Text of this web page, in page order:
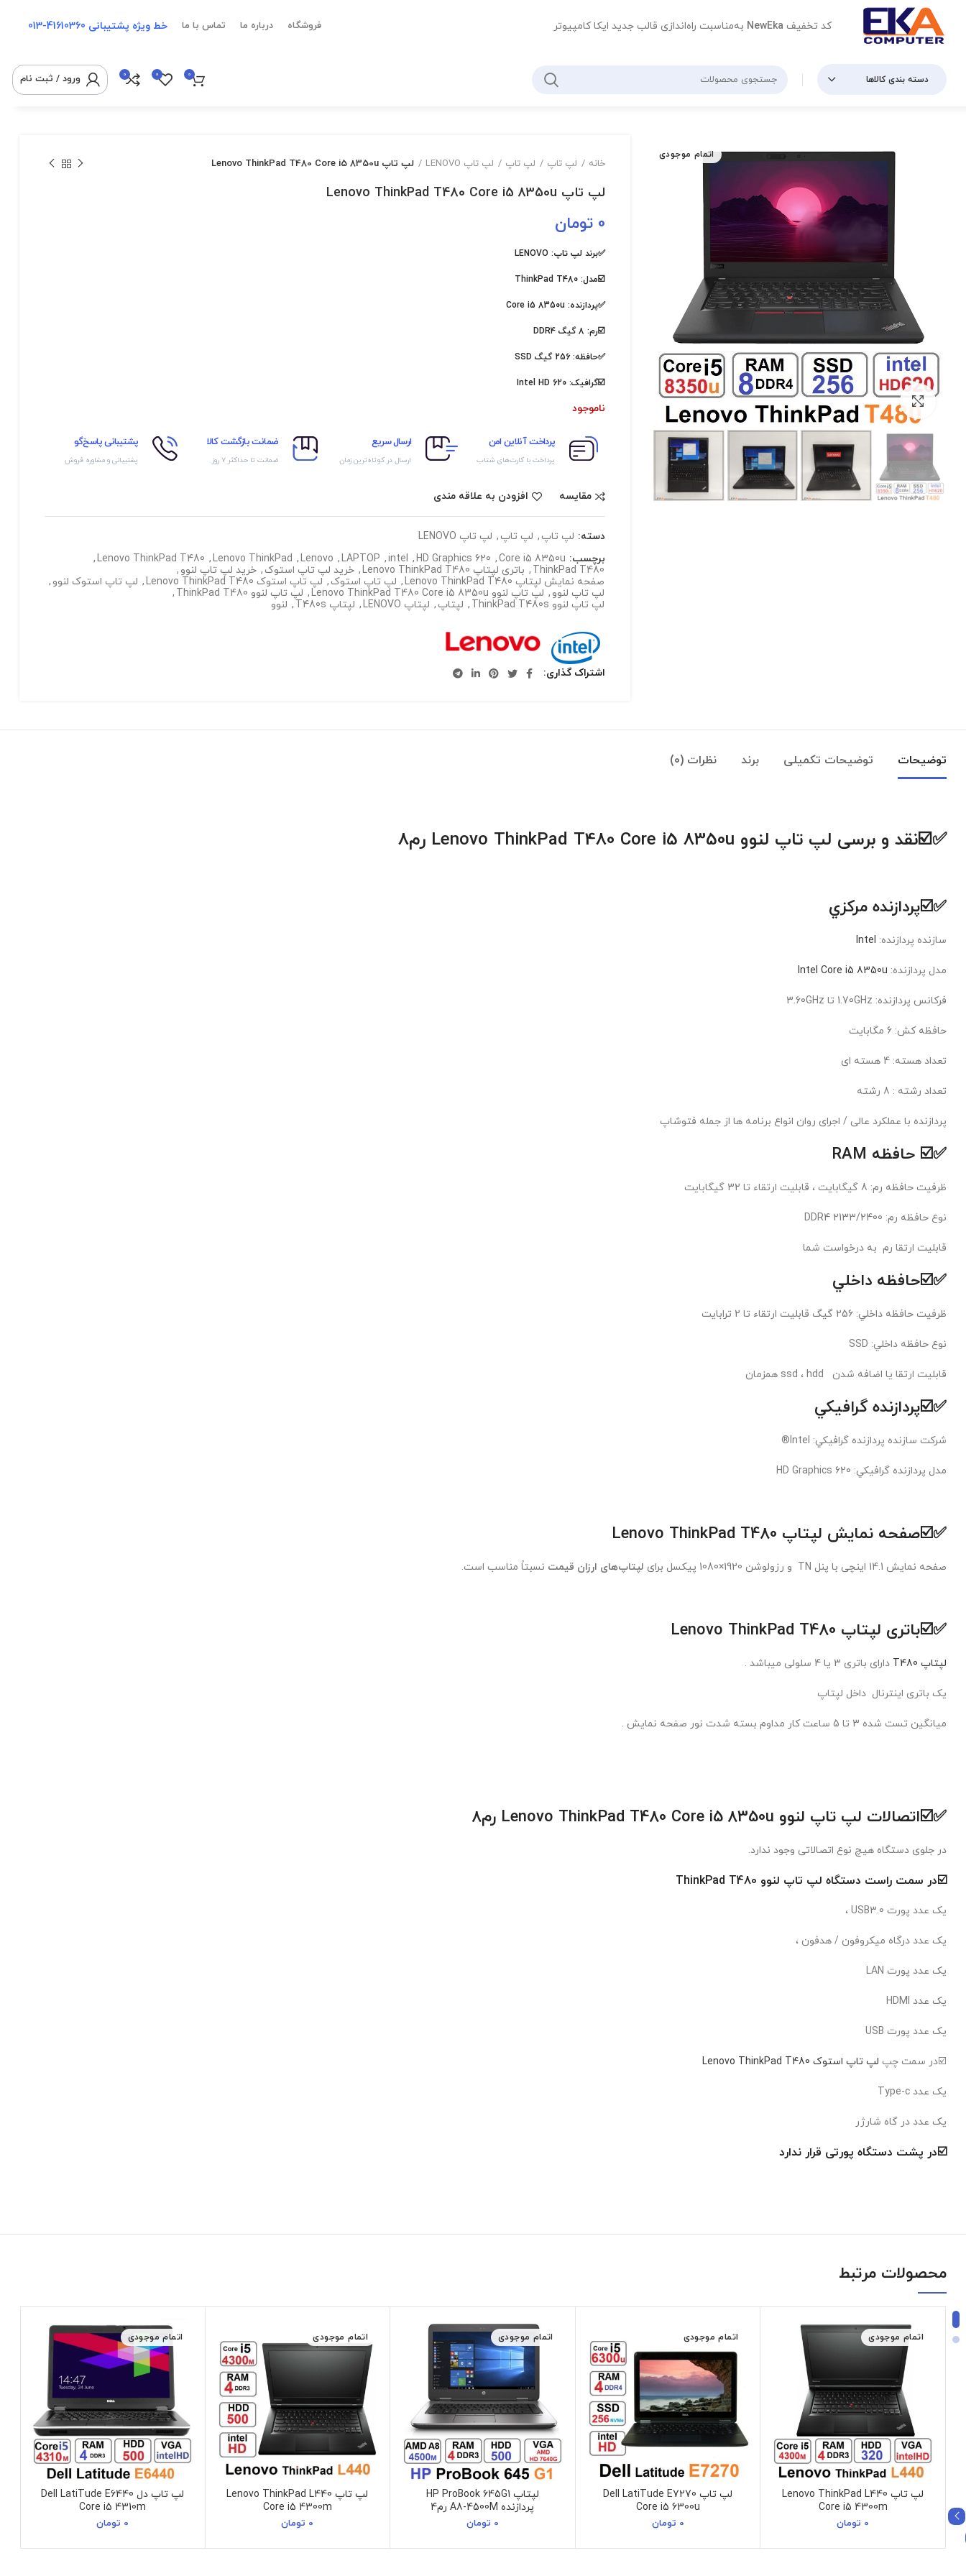
کد تخفیف NewEka به‌مناسبت راه‌اندازی قالب جدید ایکا کامپیوتر فروشگاه درباره ما تماس با ما خط ویژه پشتیبانی 41610360-013
دسته بندی کالاها 0
0
0 ورود / ثبت نام
اتمام موجودی
بزرگنمایی تصویر
خانه لپ تاپ لپ تاپ لپ تاپ LENOVO لپ تاپ Lenovo ThinkPad T480 Core i5 8350u
لپ تاپ Lenovo ThinkPad T480 Core i5 8350u
0 تومان
✅برند لپ تاپ: LENOVO
☑️مدل: ThinkPad T480
✅پردازنده: Core i5 8350u
☑️رم: 8 گیگ DDR4
✅حافظه: 256 گیگ SSD
☑️گرافیک: Intel HD 620
ناموجود
پرداخت آنلاین امن
پرداخت با کارت‌های شتاب
ارسال سریع
ارسال در کوتاه‌ترین زمان
ضمانت بازگشت کالا
ضمانت تا حداکثر ۷ روز
پشتیبانی پاسخ‌گو
پشتیبانی و مشاوره فروش
مقایسه افزودن به علاقه مندی
دسته: لپ تاپ , لپ تاپ , لپ تاپ LENOVO
برچسب: Core i5 8350u
,
HD Graphics 620
,
intel
,
LAPTOP
,
Lenovo
,
Lenovo ThinkPad
,
Lenovo ThinkPad T480
,
ThinkPad T480
, باتری لپتاپ Lenovo ThinkPad T480 , خرید لپ تاپ استوک , خرید لپ تاپ لنوو ,
صفحه نمایش لپتاپ Lenovo ThinkPad T480
, لپ تاپ استوک , لپ تاپ استوک Lenovo ThinkPad T480 , لپ تاپ استوک لنوو ,
لپ تاپ لنوو , لپ تاپ لنوو Lenovo ThinkPad T480 Core i5 8350u , لپ تاپ لنوو ThinkPad T480
,
لپ تاپ لنوو ThinkPad T480s
, لپتاپ , لپتاپ LENOVO , لپتاپ T480s , لنوو
اشتراک گذاری
توضیحات توضیحات تکمیلی برند نظرات (0)
✅☑️نقد و برسی لپ تاپ لنوو Lenovo ThinkPad T480 Core i5 8350u رم8
✅☑️پردازنده مرکزي
سازنده پردازنده: Intel
مدل پردازنده: Intel Core i5 8350u
فرکانس پردازنده: 1.70GHz تا 3.60GHz
حافظه کش: 6 مگابايت
تعداد هسته: 4 هسته ای
تعداد رشته : 8 رشته
پردازنده با عملکرد عالی / اجرای روان انواع برنامه ها از جمله فتوشاپ
✅☑️ حافظه RAM
ظرفيت حافظه رم: 8 گیگابایت ، قابلیت ارتقاء تا 32 گیگابایت
نوع حافظه رم: DDR4 2133/2400
قابلیت ارتقا رم به درخواست شما
✅☑️حافظه داخلي
ظرفيت حافظه داخلي: 256 گیگ قابلیت ارتقاء تا 2 ترابایت
نوع حافظه داخلي: SSD
قابلیت ارتقا یا اضافه شدن ssd ، hdd همزمان
✅☑️پردازنده گرافيکي
شرکت سازنده پردازنده گرافيکي: Intel®
مدل پردازنده گرافيکي: HD Graphics 620
✅☑️صفحه نمایش لپتاپ Lenovo ThinkPad T480
صفحه نمایش 14.1 اینچی با پنل TN و رزولوشن 1920×1080 پیکسل برای لپتاپ‌های ارزان قیمت نسبتاً مناسب است.
✅☑️باتری لپتاپ Lenovo ThinkPad T480
لپتاپ T480 دارای باتری 3 یا 4 سلولی میباشد .
یک باتری اینترنال داخل لپتاپ
میانگین تست شده 3 تا 5 ساعت کار مداوم بسته شدت نور صفحه نمایش .
✅☑️اتصالات لپ تاپ لنوو Lenovo ThinkPad T480 Core i5 8350u رم8
در جلوی دستگاه هیچ نوع اتصالاتی وجود ندارد.
☑️در سمت راست دستگاه لپ تاپ لنوو ThinkPad T480
یک عدد پورت USB3.0 ،
یک عدد درگاه میکروفون / هدفون ،
یک عدد پورت LAN
یک عدد HDMI
یک عدد پورت USB
☑️در سمت چپ لپ تاپ استوک Lenovo ThinkPad T480
یک عدد Type-c
یک عدد در گاه شارژر
☑️در پشت دستگاه پورتی قرار ندارد
محصولات مرتبط
اتمام موجودی
لپ تاپ Lenovo ThinkPad L440
Core i5 4300m
0 تومان
اتمام موجودی
لپ تاپ Dell LatiTude E7270
Core i5 6300u
0 تومان
اتمام موجودی
لپتاپ HP ProBook 645G1
پردازنده A8-4500M رم4
0 تومان
اتمام موجودی
لپ تاپ Lenovo ThinkPad L440
Core i5 4300m
0 تومان
اتمام موجودی
لپ تاپ دل Dell LatiTude E6440
Core i5 4310m
0 تومان